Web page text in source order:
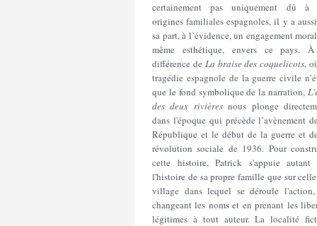
certainement pas uniquement dû à
origines familiales espagnoles, il y a
sa part, à l’évidence, un engagement
même esthétique, envers ce pays.
différence de La braise des coquelicots,
tragédie espagnole de la guerre civile
que le fond symbolique de la narration,
des deux rivièresnous plonge
dans l'époque qui précède l’avènement
République et le début de la guerre et
révolution sociale de 1936. Pour
cette histoire, Patrick s'appuie autant
l'histoire de sa propre famille que sur
village dans lequel se déroule
changeant les noms et en prenant les
légitimes à tout auteur. La localité